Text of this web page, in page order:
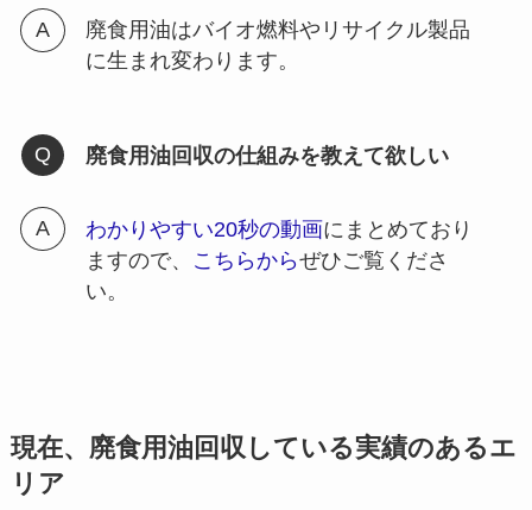
廃食用油はバイオ燃料やリサイクル製品
に生まれ変わります。
廃食用油回収の仕組みを教えて欲しい
わかりやすい20秒の動画にまとめており
ますので、
こちらからぜひご覧くださ
い。
現在、廃食用油回収している実績のあるエ
リア